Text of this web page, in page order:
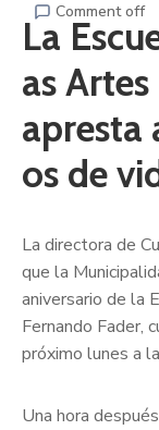
Comment off
La
as
apresta
os de
La directora de
que la
aniversario de la
Fernando Fader,
próximo lunes a
Una hora